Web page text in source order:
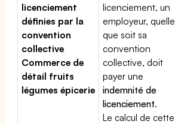
licenciement
définies par la
convention
collective
Commerce de
détail fruits
légumes épicerie
licenciement, un
employeur, quelle
que soit sa
convention
collective, doit
payer une
indemnité de
licenciement.
Le calcul de cette